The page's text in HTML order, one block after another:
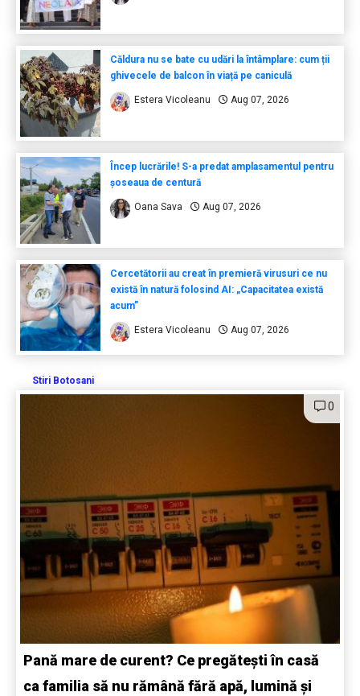
Căldura nu se bate cu udări la întâmplare: cum ții
ghivecele de balcon în viață pe caniculă
Estera Vicoleanu Aug 07, 2026
Încep lucrările! S-a predat amplasamentul pentru
șoseaua de centură
Oana Sava Aug 07, 2026
Cercetătorii au creat în premieră virusuri ce nu
există în natură folosind AI: „Capacitatea există
acum”
Estera Vicoleanu Aug 07, 2026
Stiri Botosani
0
Pană mare de curent? Ce pregătești în casă
ca familia să nu rămână fără apă, lumină și